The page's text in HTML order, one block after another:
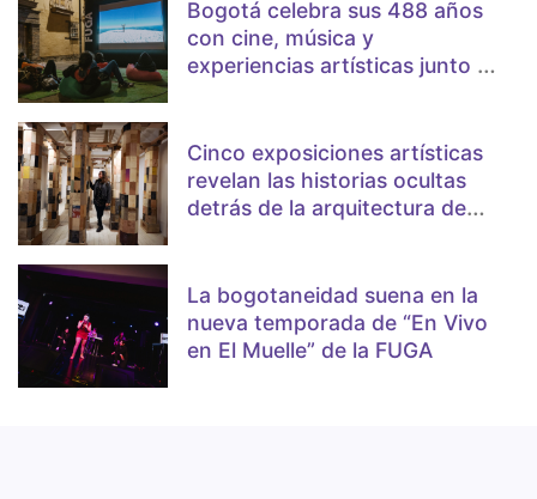
Bogotá celebra sus 488 años
con cine, música y
experiencias artísticas junto a
Cinco exposiciones artísticas
revelan las historias ocultas
detrás de la arquitectura de
La bogotaneidad suena en la
nueva temporada de “En Vivo
en El Muelle” de la FUGA